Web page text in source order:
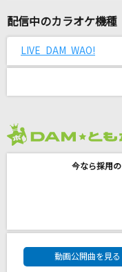
[生音]糸
Let It Go～ありの
弱虫モンブラン
配信中のカラオケ機種
LIVE DAM WAO!
今なら採用
DAM★とも
動画公開曲を見る